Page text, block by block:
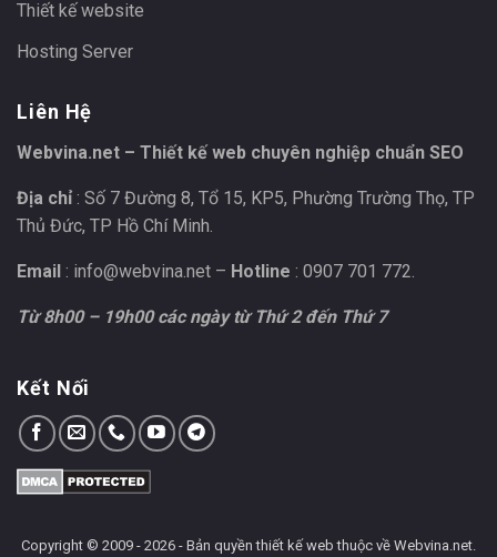
Thiết kế website
Hosting Server
Liên Hệ
Webvina.net – Thiết kế web chuyên nghiệp chuẩn SEO
Địa chỉ : Số 7 Đường 8, Tổ 15, KP5, Phường Trường Thọ, TP
Thủ Đức, TP Hồ Chí Minh.
Email : info@webvina.net – Hotline : 0907 701 772.
Từ 8h00 – 19h00 các ngày từ Thứ 2 đến Thứ 7
Kết Nối
Copyright © 2009 - 2026 - Bản quyềnthiết kế web thuộc về Webvina.net.